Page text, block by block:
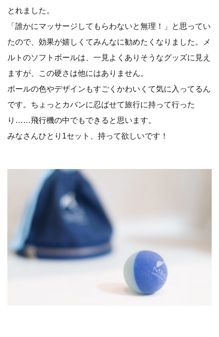
とれました。
「誰かにマッサージしてもらわないと無理！」と思ってい
たので、効果が嬉しくてみんなに勧めたくなりました。メ
ルトのソフトボールは、一見よくありそうなグッズに見え
ますが、この硬さは他にはありません。
ボールの色やデザインもすごくかわいくて気に入ってるん
です。ちょっとカバンに忍ばせて旅行に持って行った
り……飛行機の中でもできると思います。
みなさんひとり1セット、持って欲しいです！